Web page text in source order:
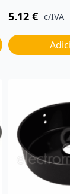
5.12€ c/IVA